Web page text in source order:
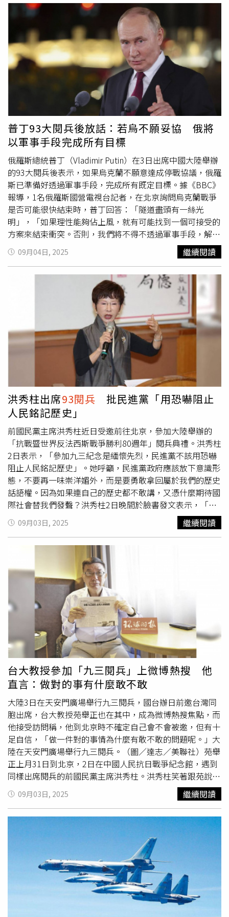
大到讓對手連發動侵略的念頭都不會出現，「因此對方才會
偏好和平並維持狀態。」延續美國總統川普（Donald
Trump）政府反覆強調的論述，報告主張，美中軍事關係在
華府現任領導下，已處於多年來罕見的良好狀態，「在川普
總統的領導下，美中關係比多年來任何時候都更為強健。」
同時補充，五角大廈將「支持相關努力」，在此基礎上持續
與中國人民解放軍建立互動。報告表示：「我們將透過開放
更廣泛的軍事對軍事溝通管道來實現這一點，重點放在戰略
穩定以及更廣泛的衝突降級和局勢緩和。我們也將尋求其他
方式，清楚表達我們的和平意圖。」報告同時指出，中國不
斷提升的軍事能力可能引發關切與潛在的不穩定性，並將北
京的核心軍事戰略描述為透過「國家總體戰」來擊敗美國，
也就是動員全國力量的整體動員戰略。該份報告還揭露，中
國軍方持續朝3項2027年目標穩步推進，包括：具備對台灣
取得「戰略決定性勝利」的能力；在核武及其他戰略領域取
得對美國的「戰略制衡」；以及對其他區域國家形成「戰略
威懾與控制」。針對武統台灣，報告也列出北京可能採取的
4種軍事選項，包括「低於戰爭門檻的脅迫」、「聯合火力
打擊行動」、「聯合封鎖行動」以及「聯合登島作戰行
動」。對此，周波表示，實現與台灣統一的方式「並不完全
取決於我們，更多取決於台灣當局」。他補充：「我們仍然
對和平統一抱持希望，並且具備最大的誠意，因為這毫無疑
問符合中國大陸的利益。」周波也呼籲華府更清楚表態，支
持台灣「在九二共識的框架下與大陸保持溝通」，也就是承
認只有1個中國。與此同時，五角大廈報告評估了解放軍反
腐行動對其戰備狀況的影響，指出過去不當的裝備採購行為
曾導致「能力缺口」。這場反腐行動在領導層更迭之際，
「造成了組織優先順序的不確定性，以及這些優先順序缺乏
延續性」。不過，報告也補充，這些變化「可能為未來解放
軍的長期整體改善奠定基礎。」年度報告指出，北京與莫斯
科持續深化關係，可能「源於雙方共同對抗美國的利益」，
但同時也強調，彼此間的相互不信任削弱了合作程度。該報
告發布的數週前，美國亦公布了新版《國家安全戰略》
（National Security Strategy，NSS），新版NSS同樣在週
五低調發布，內容較少聚焦中國，而更著重國內議題，以及
政府所稱的「門羅主義川普推論」（Trump Corollary to
the Monroe Doctrine），也就是強調西半球的戰略重要
性。分析人士指出，23日公布的這份報告似乎是在相對倉促
的情況下完成，全文缺乏目錄，部分段落也顯得過時。例
如，報告仍聲稱中朝關係冷淡、「高層交流有限」，卻未提
到北韓領導人金正恩早在中國93閱兵中高調現身。此外，報
告對解放軍武器能力的評估，也未涵蓋多項在北京93閱兵中
亮相的新式武器，包括先進的無人作戰系統與戰略核飛彈。
儘管如此，分析人士仍認為，該報告仍提供了理解五角大廈
與白宮如何看待雙邊關係的重要線索。全球最大的政治風險
諮詢公司「歐亞集團」（Eurasia Group）資深分析師、前
美國駐遼寧瀋陽領事館官員Jeremy Chan表示：「報告的基
調明顯對中國較為建設性，強調雙邊關係『比多年來任何時
候都更強健』。」他指出，儘管這項說法值得懷疑，但也顯
示川普如何看待其對中政策，以及他不願提出任何可能破壞
今年10月底川習會成果的主張。Jeremy Chan補充，報告承
認中國的軍事企圖與穩定進展，但並未過度推演遙遠的未
來，「中國的力量投射走向全球，只是時間問題。這種對中
國軍事能力擴張的認知，將對美國在西太平洋的防衛承諾產
生深遠影響。」中國人民大學（Renmin University of
China）國際關係教授時殷弘則表示，北京與華府「其實都
對當前的中美關係狀況不滿」，因此在川普任內雙邊關係
「比多年來任何時候都更強健」的說法只是「空話」。他進
一步指出，「所有美國武器系統，以及其盟友的武器，都是
以遏制中國為目標」。因此，他認為，華府聲稱將在印太地
區「以實力而非對抗來實現威懾」，「完全不可能說服1個
對美國高度不信任的中國。」
上合天津峰會上，習近平更被拍到與普丁及印度總理莫迪
（Narendra Modi）相談甚歡的畫面。伊辛格向《CNBC》
表示：「我對這些畫面感到擔憂。雖然我們知道印度與中國
之間並非完全和諧……但世界正朝著錯誤的方向在發展。」
伊辛格同時身兼多個外交政策相關職務，包括歐洲對外關係
委員會（European Council on Foreign Relations）與華府
智庫大西洋理事會（Atlantic Council）的職位，還曾擔任德
國駐美大使。他示警，全球關注焦點已從專制政權興起與民
主國家衰敗，轉向擔憂極權領導人的潛在結盟。「我們必須
承認，至少存在形成某種反西方聯盟的潛力，目的是建立一
個不同於我們熟悉的全球秩序，一個依靠權力、軍事力量與
政治壓迫政權構建的秩序。」伊辛格稱，「這種情景並不符
合我們的利益，所以我認為這些來自中國的畫面令人擔
憂。」8日，中國、印度與俄羅斯還以線上形式舉行金磚國
家（BRICS）峰會。該組織亦包含巴西與南非，過去曾因
「反美政策」受到美國總統川普（Donald Trump）的威
脅。在峰會期間，各國代表批評白宮的關稅政策，並探討深
化聯盟內貿易合作的可能性。對此，老布希美中關係基金會
（George H. W. Bush Foundation for U.S.-China
Relations）資深研究員、哈佛大學亞洲中心（Harvard
University Asia Centre）研究員李成賢（Seong-Hyon
Lee）也在8日的文章中指出，那些因北京、平壤與莫斯科
尚未正式結盟，而不理會3國關係的人，「忽視了這個深度
合作夥伴關係的實質意涵。」李成賢續稱：「上週的峰會與
閱兵，是中國戰略姿態重大轉變的公開表現：一種對西方的
『心理脫鉤』。北京已認定，與華盛頓的戰略和解不再可
行，並正在積極追求新的世界秩序。」他還將習近平、普丁
與金正恩組成的「三巨頭」，稱為「這一新姿態的硬實力核
心。」習近平在93大閱兵上，接待金正恩與普丁。（圖／達
志／美聯社）李成賢警告：「華盛頓及其盟友最危險的錯
誤，是誤判這一挑戰的性質。一直糾結在這些國家缺乏正式
結盟，無異於準備應對一場新的戰爭。真正的威脅是運作於
國際法縫隙之中，一個靈活、可適應的合作網路，善於利用
模糊空間來否認結盟關係。」然而，約翰霍普金斯高級國際
研究學院（Johns Hopkins School of Advanced
International Studies）亨利·季辛格全球事務中心
（Henry A. Kissinger Center for Global Affairs）訪問學者
羅士辛（Evgeny Roshchin）則認為，此聯盟恐難以突破目
前的形式。羅士辛在接受《CNBC》電郵訪問時表示，上週
在中國舉辦的上合組織峰會「遠非，也可能永遠不會成為傳
統軍事聯盟。」不過他認為「有充分理由」擔憂這些國家的
關係，尤其是涉及俄羅斯方面的合作，因為與莫斯科的持續
貿易活動，正在支撐俄羅斯的戰時經濟。不過，羅士辛指
出，北京尚未承諾對俄羅斯提供軍事支援，中國與印度對俄
羅斯核威脅也表達過不安。他認為：「峰會展示的，並非一
個凝聚的集團，而是有各自野心的國家聚會，能在特定領域
進行戰術性協作，但缺乏北約第5條集體防禦框架下所需的
統一承諾。但北京並未打算建立這種統一性，而是推動靈
活、多層次的互動，在利益一致的領域加強合作，並允許在
其他方面脫鉤。」他也坦承，中國將此類聯盟納入長期戰
略，藉此在聯合國等多邊平台上建立「新的多極體系」，以
推動自身國家利益，「習近平持續表達對聯合國的強烈支持
並非偶然。這一新興勢力的影響力，可能轉化為對中國在全
球治理立場上更廣泛的支持。」
普丁93大閱兵後放話：若烏不願妥協 俄將
以軍事手段完成所有目標
俄羅斯總統普丁（Vladimir Putin）在3日出席中國大陸舉辦
的93大閱兵後表示，如果烏克蘭不願意達成停戰協議，俄羅
斯已準備好透過軍事手段，完成所有既定目標。據《BBC》
報導，1名俄羅斯國營電視台記者，在北京詢問烏克蘭戰爭
是否可能很快結束時，普丁回答：「隧道盡頭有一絲光
明」，「如果理性能夠佔上風，就有可能找到一個可接受的
方案來結束衝突。否則，我們將不得不透過軍事手段，解決
所有問題。」普丁重申，俄羅斯絕不會放棄已經佔領的烏克
蘭東部頓巴斯（Donbas）地區。他再次要求烏克蘭不得尋
求加入北約（NATO），並停止對俄裔族群的歧視，這些正
是俄羅斯當初發起戰爭的理由。他也暗示，未來即使達成和
平協議，西方的安全保障也不會涵蓋頓巴斯地區，因為當地
居民已經「選擇」加入俄羅斯，也就是莫斯科在俄軍佔領當
地後舉行的爭議性公投。上個月，川普在阿拉斯加
（Alaska）接待普丁，替他打破了國際孤立狀態，並試圖說
服普丁與烏克蘭總統澤倫斯基（Volodymyr Zelensky）會
面。對此，普丁也解釋：「我從未排除這樣的可能性，但是
否有意義？我們拭目以待。」他補充，若要有成果，會議就
需要充分準備，並指出澤倫斯基隨時可以前往莫斯科見他。
然而烏克蘭外長立即回應稱，此說法是「明知不可接受」的
提議。澤倫斯基則持續強調普丁拒絕會面的態度，藉此呼籲
川普對俄羅斯加強制裁並提升烏克蘭的防禦能力。俄羅斯自
2022年2月全面入侵烏克蘭以來，戰火持續延燒。同日稍
晚，川普在白宮接待8月剛當選的波蘭總統納夫羅茨基
（Karol Nawrocki）時告訴記者，俄羅斯領導人「知道我在
戰爭問題上的立場」，「我沒有要傳達什麼訊息給普丁，他
知道我的立場，至於要怎麼決定，是他自己的事。」當有記
者質疑他對俄羅斯缺乏實際行動時，川普立即反駁，並以印
度購買俄羅斯石油而受到次級制裁舉例，「你把這叫做沒有
行動？而且我還沒動用第二和第三階段呢。」但未進一步說
明細節。4日，法國總統馬克宏（Emmanuel Macron）將在
愛麗舍宮（Élysée）主持所謂「志願者聯盟」（Coalition
of the Willing）會議，成員多為烏克蘭盟友。據馬克宏辦公
室透露，該集團希望爭取美國支持，將安全保障延伸至烏克
蘭，並促使俄羅斯同意停火。川普在上月阿拉斯加峰會時曾
向普丁施壓要求停火，但會後卻表示，追求全面和平協議才
是結束戰爭的更好途徑。然而普丁拒絕休戰呼籲，並加大對
烏克蘭城市的攻擊。僅在3日晚間，俄羅斯就發射超過500
架無人機和24枚巡弋飛彈。英國國防大臣希利（John
Healey）則在基輔（Kyiv）受訪時告訴《BBC》，川普確實
想讓普丁重返談判桌，但不排除進一步對其施壓。他強調，
英國等國願意「對普丁施加額外的經濟壓力，並向烏克蘭提
供更多援助，讓他們能繼續戰鬥。」希利補充，一旦達成和
平協議，英國與其他30多個國家將「協助確保天空安全、海
域安全，並鞏固陸地防禦」，「我們決心確保在此之前，不
會因忽視戰爭而危及未來的和平，這就是我們加大對烏克蘭
軍事援助的原因。」他還宣布，英國已將價值10億英鎊的凍
結俄羅斯資產轉化為軍援，提供給烏克蘭，「某種程度上，
就像是把普丁的黑錢連本帶利送還給他。」
09月04日, 2025 繼續閱讀
洪秀柱出席93閱兵 批民進黨「用恐嚇阻止
人民銘記歷史」
前國民黨主席洪秀柱近日受邀前往北京，參加大陸舉辦的
「抗戰暨世界反法西斯戰爭勝利80週年」閱兵典禮。洪秀柱
2日表示，「參加九三紀念是緬懷先烈，民進黨不該用恐嚇
阻止人民銘記歷史」。她呼籲，民進黨政府應該放下意識形
態，不要再一味崇洋媚外，而是要勇敢拿回屬於我們的歷史
話語權。因為如果連自己的歷史都不敢講，又憑什麼期待國
際社會替我們發聲？洪秀柱2日晚間於臉書發文表示，「參
加九三紀念是緬懷先烈，民進黨不該用恐嚇阻止人民銘記歷
史」。這次，她帶著沉重卻又複雜的心情，參加紀念中華民
是一段全民族共同的歷史記憶，更是對無數為國捐軀將士最
起碼的緬懷與致敬。洪秀柱指出，九三紀念，意義單純而莊
嚴。任何有血性、懂感恩的人，都不會忘記抗戰勝利的意
義。若非先烈浴血奮戰，哪有今日的中華民國？哪有台灣的
安身立命？我們沒有權力原諒日本侵華惡行，因為這段歷史
不是可以隨意抹去的，而是必須代代傳承的民族記憶。洪秀
柱提到，然而令人痛心的是，民進黨政府卻從8月14日至今
不斷透過陸委會、外交部發佈恐嚇文字：倘若有政黨、團體
或個人參加九三紀念活動，若「配合進行宣傳」就可能遭到
裁罰。請問：參加紀念抗戰勝利、公開講一句「不忘歷史、
不忘先烈」，也算「配合宣傳」嗎？難道紀念為國捐軀的先
烈，也要先經過民進黨批准？這不僅是對人民言論自由的箝
制，更是對歷史真相的壓抑。洪秀柱再度強調，此次行程完
全合法合規，她個人並非《兩岸人民關係條例》所規範的現
職公務或軍方人員，同時離開立法院副院長之職也已十年，
且並無任何所謂的「合作行為」。政府卻硬要打壓百姓、隨
意貼標籤，反倒迴避了一個根本事實——中華民國是抗戰的
戰勝國，台灣光復正是抗戰勝利的直接成果。洪秀柱說，更
諷刺的是，民進黨一再以「終戰」掩飾「抗戰」，刻意淡化
台灣重歸故土的歷史根源。這不僅是歷史錯置，更是自我矮
化。民進黨政府若真有自信，就應該正視抗戰史實，勇敢拿
回屬於我們自己的歷史話語權，而不是一味崇洋媚外，接受
外國人對歷史的解讀。洪秀柱表示，也有人質疑：十年前她
參選總統時，反對參加閱兵，為何如今親身出席？她要說，
兩岸局勢早已180度轉變。十年前是兩岸大交流的時代，有
所「和」也有所「爭」。爭的，是中國的代表權；有意見
的，是對日抗戰的話語權。如今，民進黨政府不僅放棄中國
代表權，甚至連台灣光復所依憑的抗戰勝利，也被矮化為
「戰敗國的終戰紀念」。面對這樣的現實，難道我們還能沉
09月03日, 2025 繼續閱讀
台大教授參加「九三閱兵」上微博熱搜 他
直言：做對的事有什麼敢不敢
大陸3日在天安門廣場舉行九三閱兵，國台辦日前邀台灣同
胞出席，台大教授苑舉正也在其中，成為微博熱搜焦點，而
他接受訪問稱，他到北京時不確定自己會不會被邀，但有十
足自信，「做一件對的事情為什麼有敢不敢的問題呢。」大
陸在天安門廣場舉行九三閱兵。（圖／達志／美聯社）苑舉
正上月31日到北京，2日在中國人民抗日戰爭紀念館，遇到
同樣出席閱兵的前國民黨主席洪秀柱。洪秀柱笑著跟苑說，
「準備被批判吧！」苑回，「我沒那麼重要，你比較重
要。」據《環球時報》報導，苑舉正指出，他覺得太有趣
了，因為2人都不知道對方的到來，他跟洪秀柱很熟，在台
灣都各忙各的很少見面。被問到出席閱兵的感受時，苑舉正
提到，他最初沒被通知，有人間接問他有沒有興趣，他到北
京不確定自己是不是百分百受邀，但他有自信一定會被邀。
苑舉正指出，他不是軍事專家和軍事迷，只當過2年兵，他
滿期待看到儀隊和新裝備，希望看到軍威壯盛。至於有人問
他怎麼敢來，苑舉正說，「我做一件對的事情為什麼有敢不
敢的問題呢。」苑舉正也表示，爸爸在1939年參加過抗
09月03日, 2025 繼續閱讀